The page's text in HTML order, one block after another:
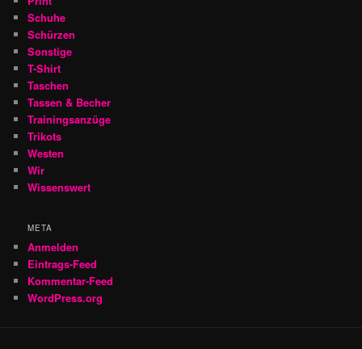
Schuhe
Schürzen
Sonstige
T-Shirt
Taschen
Tassen & Becher
Trainingsanzüge
Trikots
Westen
Wir
Wissenswert
META
Anmelden
Eintrags-Feed
Kommentar-Feed
WordPress.org